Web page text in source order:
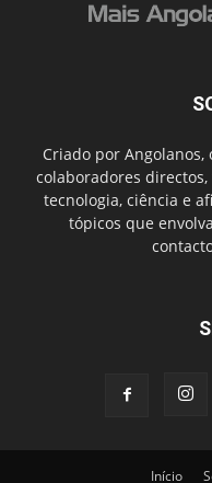
Criado por
colaboradores
tecnologia, ciência e
tópicos que
Início